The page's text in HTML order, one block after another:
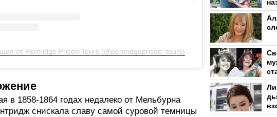
от Pentridge Prison Tours (@pentridgeprison_tours)
в 1858-1864 годах недалеко от Мельбурна
снискала славу самой суровой темницы